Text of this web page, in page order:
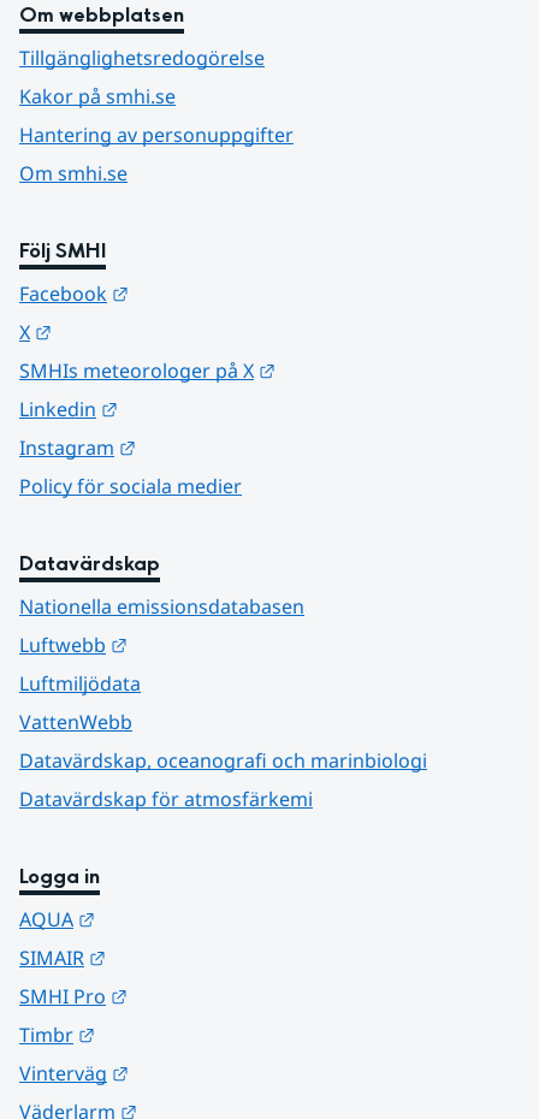
Om webbplatsen
Tillgänglighetsredogörelse
Kakor på smhi.se
Hantering av personuppgifter
Om smhi.se
Följ SMHI
Facebook
X
SMHIs meteorologer på X
Linkedin
Instagram
Policy för sociala medier
Datavärdskap
Nationella emissionsdatabasen
Luftwebb
Luftmiljödata
VattenWebb
Datavärdskap, oceanografi och marinbiologi
Datavärdskap för atmosfärkemi
Logga in
AQUA
SIMAIR
SMHI Pro
Timbr
Vinterväg
Väderlarm